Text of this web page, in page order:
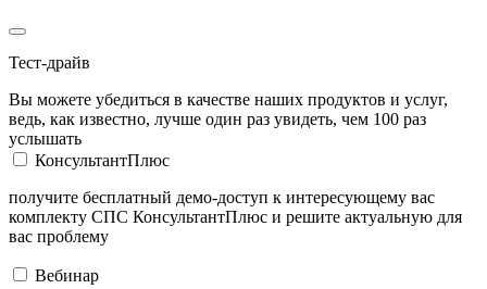
Тест-драйв
Вы можете убедиться в качестве наших продуктов и услуг,
ведь, как известно, лучше один раз увидеть, чем 100 раз
услышать
КонсультантПлюс
получите бесплатный демо-доступ к интересующему вас
комплекту СПС КонсультантПлюс и решите актуальную для
вас проблему
Вебинар